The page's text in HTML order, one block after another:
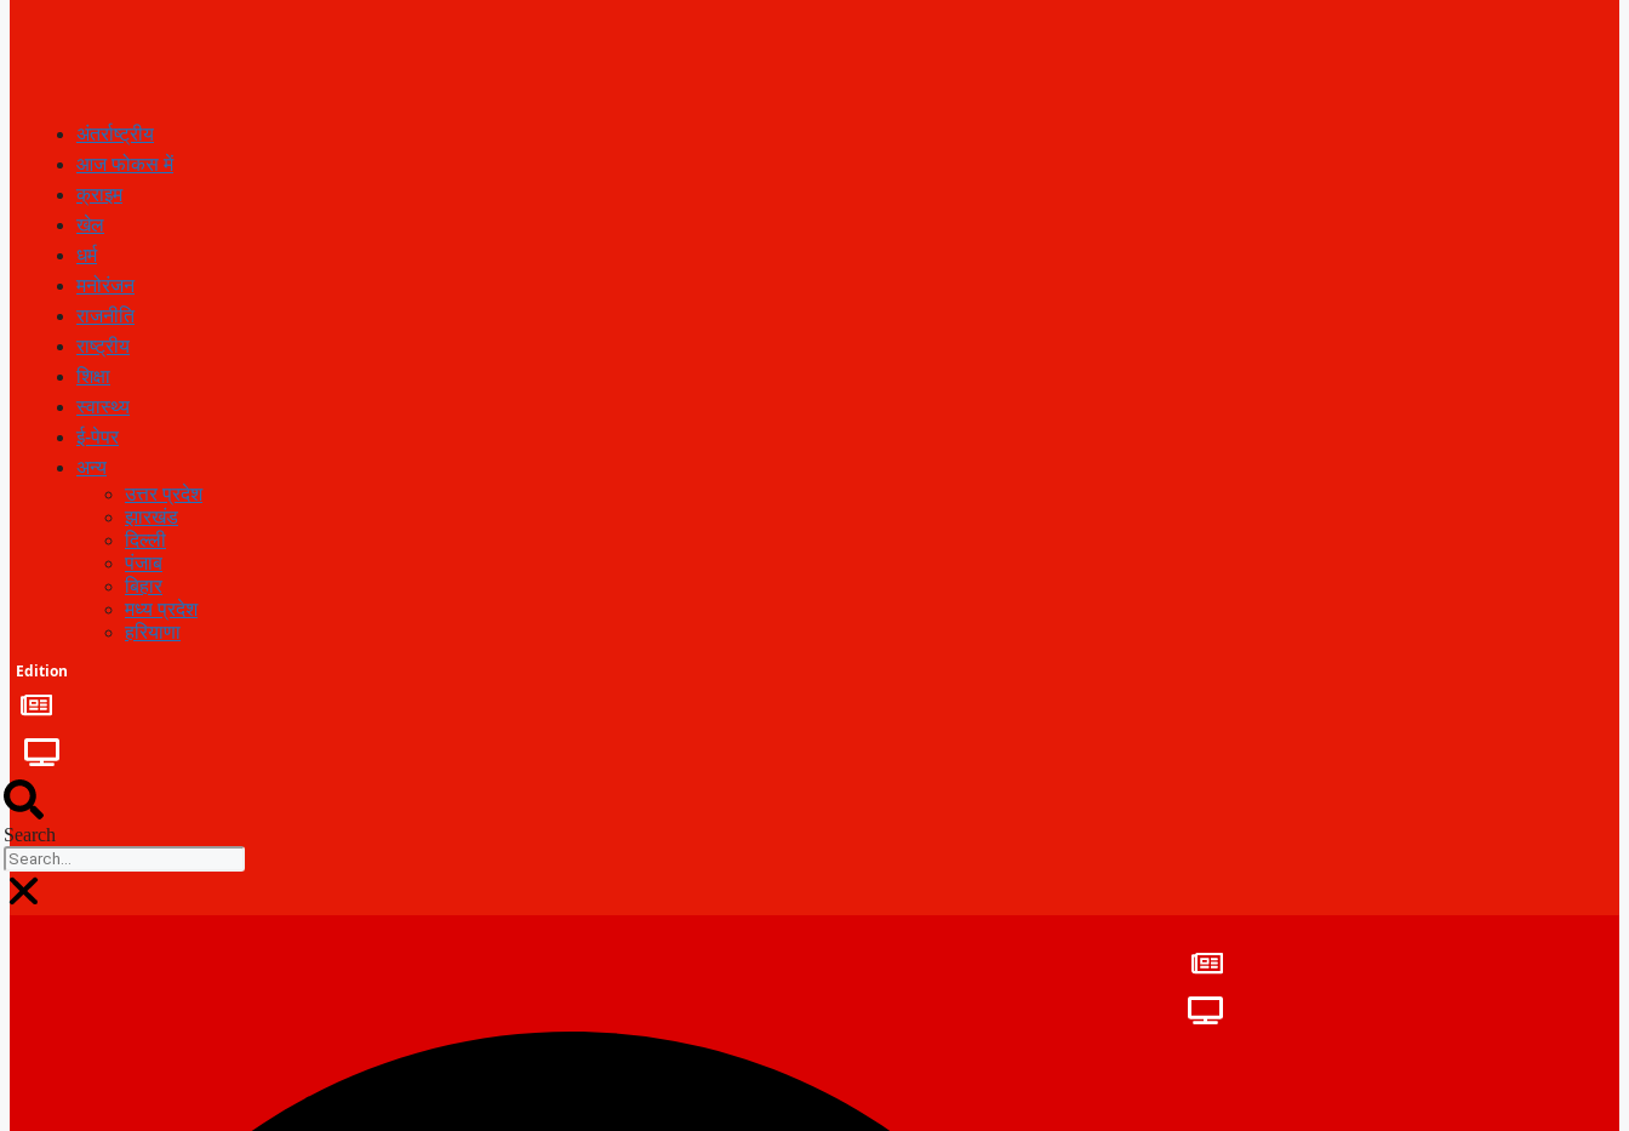
अंतर्राष्ट्रीय
आज फोकस में
क्राइम
खेल
धर्म
मनोरंजन
राजनीति
राष्ट्रीय
शिक्षा
स्वास्थ्य
ई-पेपर
अन्य
उत्तर प्रदेश
झारखंड
दिल्ली
पंजाब
बिहार
मध्य प्रदेश
हरियाणा
Edition
Search